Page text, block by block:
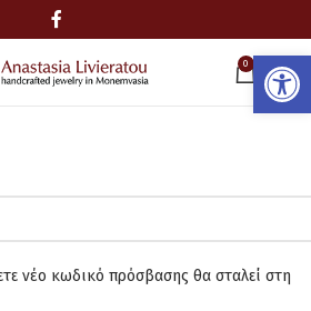
0
0.00
νέο κωδικό πρόσβασης θα σταλεί στη